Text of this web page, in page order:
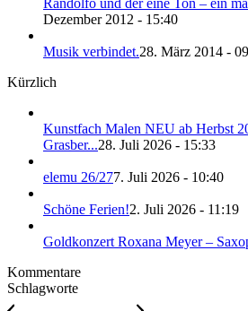
Randolfo und der eine Ton – ein
Dezember 2012 - 15:40
Musik verbindet.28. März 2014 -
Kürzlich
Kunstfach Malen NEU ab Herbst
Grasber...28. Juli 2026 - 15:33
elemu 26/277. Juli 2026 - 10:40
Schöne Ferien!2. Juli 2026 - 11:19
Goldkonzert Roxana Meyer –
Kommentare
Schlagworte